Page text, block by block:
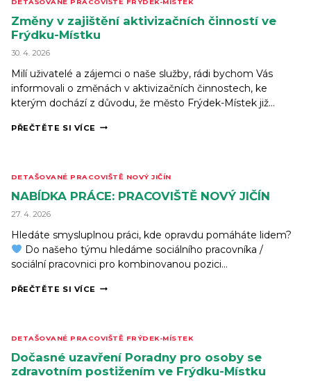
O SVÉ
BLÍZKÉ
DETAŠOVANÉ PRACOVIŠTĚ FRÝDEK-MÍSTEK
Změny v zajištění aktivizačních činností ve
Frýdku-Místku
30. 4. 2026
Milí uživatelé a zájemci o naše služby, rádi bychom Vás
informovali o změnách v aktivizačních činnostech, ke
kterým dochází z důvodu, že město Frýdek-Místek již…
PŘEČTĚTE SI VÍCE ZMĚNY
FRÝDKU-
MÍSTKU
DETAŠOVANÉ PRACOVIŠTĚ NOVÝ JIČÍN
NABÍDKA PRÁCE: PRACOVIŠTĚ NOVÝ JIČÍN
27. 4. 2026
Hledáte smysluplnou práci, kde opravdu pomáháte lidem?
Do našeho týmu hledáme sociálního pracovníka /
sociální pracovnici pro kombinovanou pozici…
PŘEČTĚTE SI VÍCE NABÍDKA
DETAŠOVANÉ PRACOVIŠTĚ FRÝDEK-MÍSTEK
Dočasné uzavření Poradny pro osoby se
zdravotním postižením ve Frýdku-Místku